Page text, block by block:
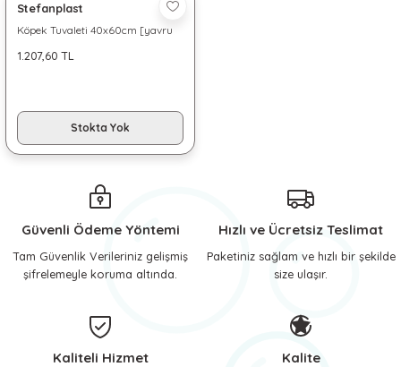
Aksesuarları
Stefanplast
Köpek Tuvaleti 40x60cm [yavru
1.207,60 TL
Stokta Yok
Güvenli Ödeme Yöntemi
Tam Güvenlik Verileriniz gelişmiş
şifrelemeyle koruma altında.
Hızlı ve Ücretsiz Teslimat
Paketiniz sağlam ve hızlı bir şekilde
size ulaşır.
Kaliteli Hizmet Kalite